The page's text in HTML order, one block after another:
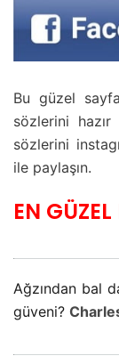
Bu güzel
sözlerini
sözlerini
ile paylaşın.
EN
Ağzından bal
güveni?